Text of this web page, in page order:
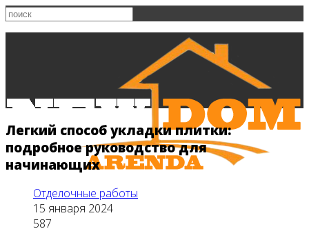
Легкий способ укладки плитки:
подробное руководство для
начинающих
Отделочные работы
15 января 2024
587